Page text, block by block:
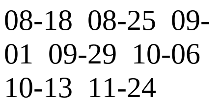
08-18 08-25 09-
01 09-29 10-06
10-13 11-24